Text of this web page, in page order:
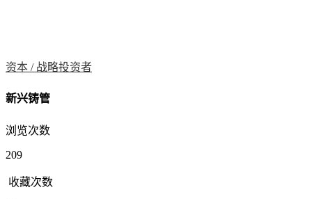
资本 / 战略投资者
新兴铸管
浏览次数
209
收藏次数